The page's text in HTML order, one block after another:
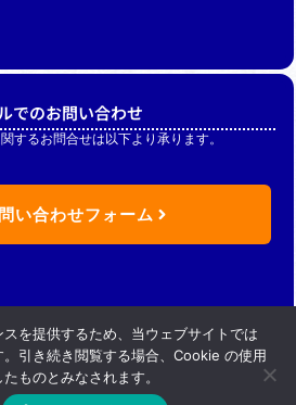
でのお問い合わせ
するお問合せは以下より承ります。
い合わせフォーム
を提供するため、当ウェブサイトでは
引き続き閲覧する場合、Cookie の使用
ものとみなされます。